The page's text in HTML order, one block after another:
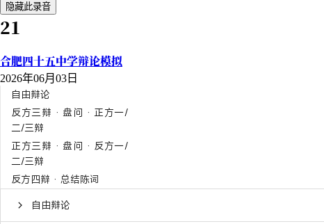
隐藏此录音
21
合肥四十五中学辩论模拟
2026年06月03日
自由辩论
反方三辩 · 盘问 · 正方一/
二/三辩
正方三辩 · 盘问 · 反方一/
二/三辩
反方四辩 · 总结陈词
自由辩论